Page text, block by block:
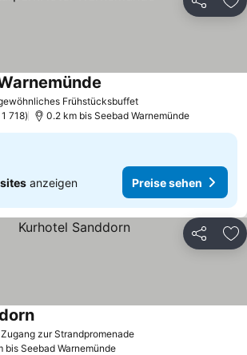
Teilen
Frühstücksbuffet
1 718 0.2 km bis Seebad Warnemünde
anzeigen Preise sehen
Teilen
zur Strandpromenade
bis Seebad Warnemünde